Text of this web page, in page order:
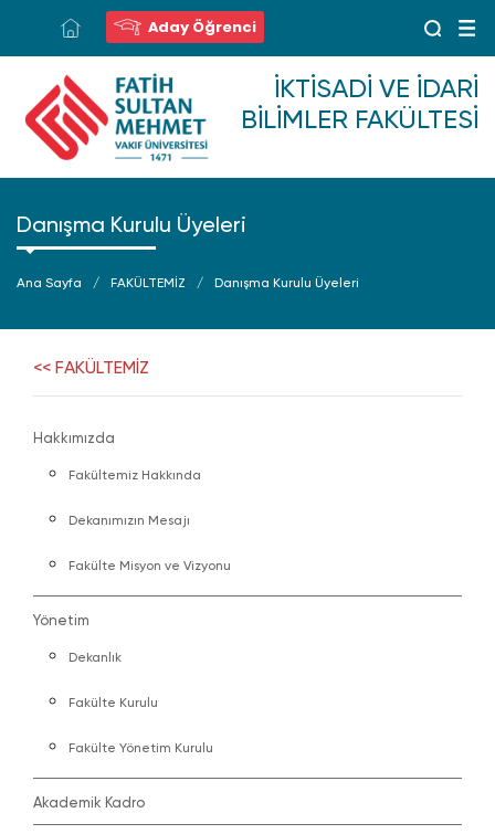
Aday Öğrenci
İKTISADI VE İDARI
BILIMLER FAKÜLTESI
Danışma Kurulu Üyeleri
Ana Sayfa FAKÜLTEMİZ Danışma Kurulu Üyeleri
<< FAKÜLTEMİZ
Hakkımızda
Fakültemiz Hakkında
Dekanımızın Mesajı
Fakülte Misyon ve Vizyonu
Yönetim
Dekanlık
Fakülte Kurulu
Fakülte Yönetim Kurulu
Akademik Kadro